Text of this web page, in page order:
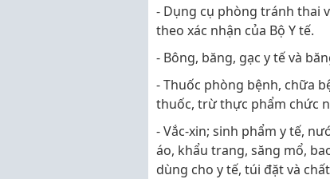
- Dụng cụ phòng tránh thai
theo xác nhận của Bộ Y tế.
- Bông, băng, gạc y tế và
- Thuốc phòng bệnh, chữa
thuốc, trừ thực phẩm chức
- Vắc-xin; sinh phẩm y tế,
áo, khẩu trang, săng mổ,
dùng cho y tế, túi đặt và